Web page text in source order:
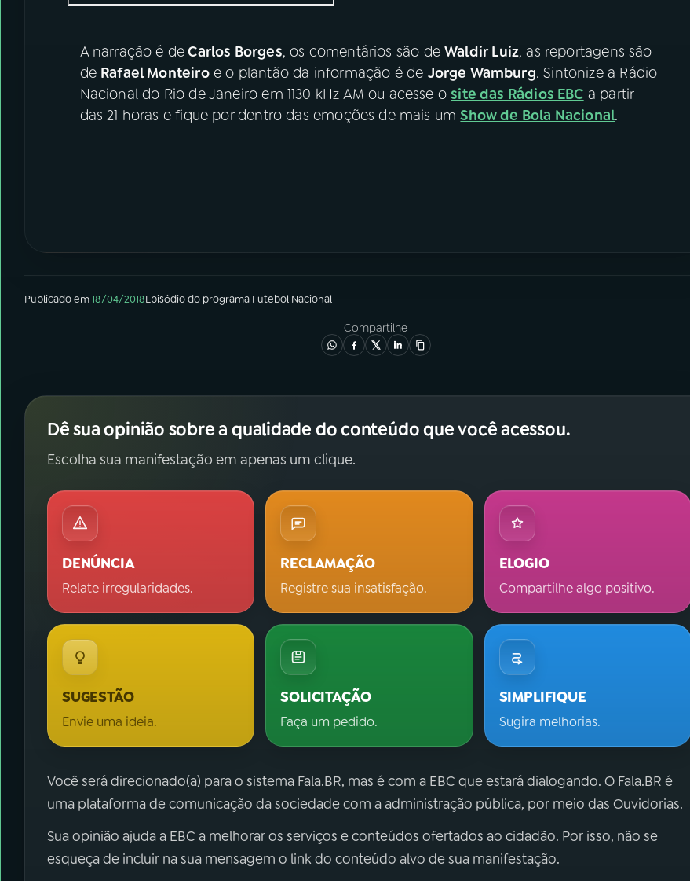
A narração é deCarlos Borges, os comentários são deWaldir Luiz, as reportagens são
de Rafael Monteiroe o plantão da informação é de Jorge Wamburg. Sintonize a Rádio
Nacional do Rio de Janeiro em 1130 kHz AM ou acesse osite das Rádios EBC a partir
das 21 horas e fique por dentro das emoções de mais umShow de Bola Nacional.
Publicado em18/04/2018Episódiodo programa Futebol Nacional
Compartilhe
Dê sua opinião sobre a qualidade do conteúdo que você acessou.
Escolha sua manifestação em apenas um clique.
DENÚNCIA
Relate irregularidades.
RECLAMAÇÃO
Registre sua insatisfação.
ELOGIO
Compartilhe algo positivo.
SUGESTÃO
Envie uma ideia.
SOLICITAÇÃO
Faça um pedido.
SIMPLIFIQUE
Sugira melhorias.
Você será direcionado(a) para o sistema Fala.BR, mas é com a EBC que estará dialogando. O Fala.BR é
uma plataforma de comunicação da sociedade com a administração pública, por meio das Ouvidorias.
Sua opinião ajuda a EBC a melhorar os serviços e conteúdos ofertados ao cidadão. Por isso, não se
esqueça de incluir na sua mensagem o link do conteúdo alvo de sua manifestação.